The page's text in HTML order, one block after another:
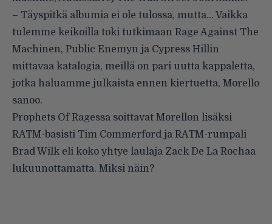
– Täyspitkä albumia ei ole tulossa, mutta… Vaikka
tulemme keikoilla toki tutkimaan Rage Against The
Machinen, Public Enemyn ja Cypress Hillin
mittavaa katalogia, meillä on pari uutta kappaletta,
jotka haluamme julkaista ennen kiertuetta, Morello
sanoo.
Prophets Of Ragessa soittavat Morellon lisäksi
RATM-basisti Tim Commerford ja RATM-rumpali
Brad Wilk eli koko yhtye laulaja Zack De La Rochaa
lukuunottamatta. Miksi näin?